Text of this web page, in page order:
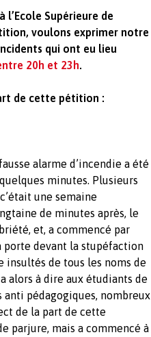
l’Ecole Supérieure de
voulons exprimer notre
qui ont eu lieu
20h et 23h.
de cette pétition :
alarme d’incendie a été
minutes. Plusieurs
une semaine
de minutes après, le
et, a commencé par
porte devant la stupéfaction
insultés de tous les noms de
alors à dire aux étudiants de
anti pédagogiques, nombreux
de la part de cette
parjure, mais a commencé à